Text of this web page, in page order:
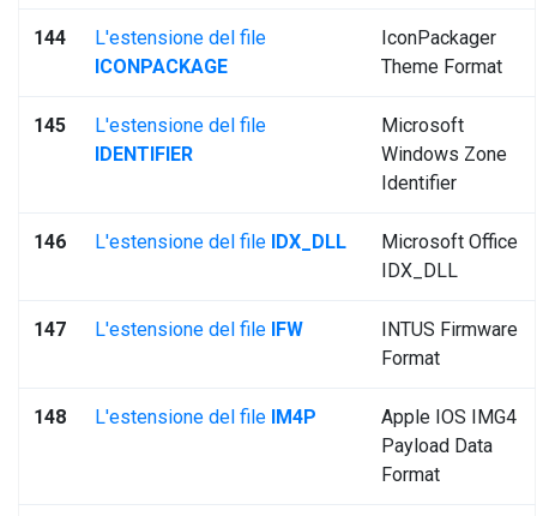
144
L'estensione del file
ICONPACKAGE
IconPackager
Theme Format
145
L'estensione del file
IDENTIFIER
Microsoft
Windows Zone
Identifier
146 L'estensione del file IDX_DLL
Microsoft Office
IDX_DLL
147 L'estensione del file IFW
INTUS Firmware
Format
148 L'estensione del file IM4P
Apple IOS IMG4
Payload Data
Format